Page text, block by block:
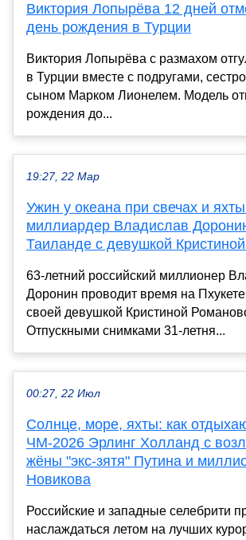
Виктория Лопырёва 12 дней
день рождения в Турции
Виктория Лопырёва с размахом
в Турции вместе с подругами,
сыном Марком Лионелем. Модель
рождения до...
19:27, 22 Мар
Ужин у океана при свечах и
миллиардер Владислав
Таиланде с девушкой
63-летний российский миллионер
Доронин проводит время на
своей девушкой Кристиной
Отпускными снимками 31-летня...
00:27, 22 Июл
Солнце, море, яхты: как
ЧМ-2026 Эрлинг Холланд с
жёны "экс-зятя" Путина и
Новикова
Российские и западные селебрити
наслаждаться летом на лучших